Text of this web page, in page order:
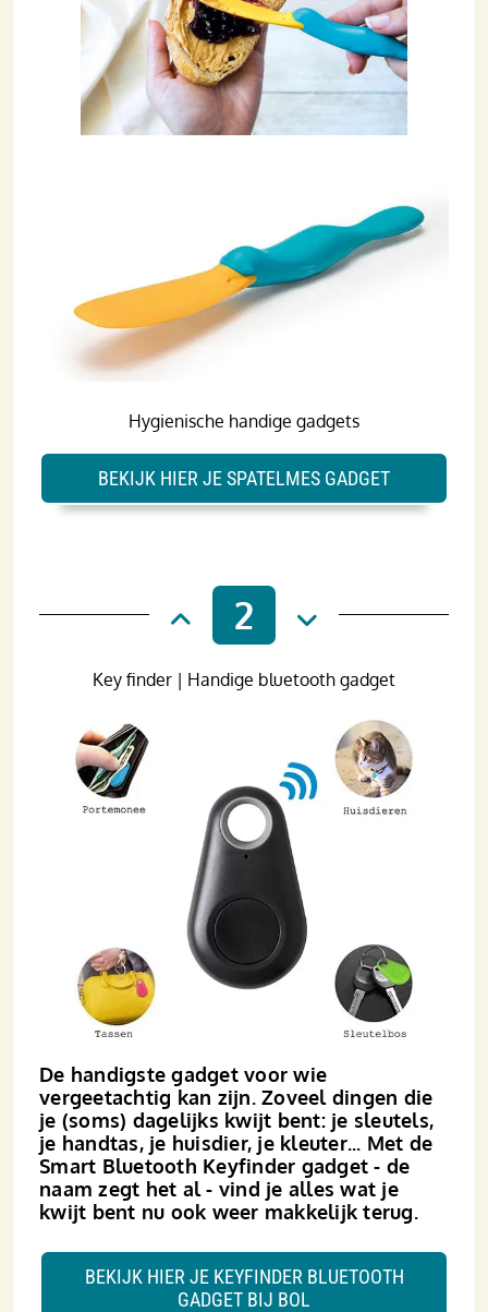
Hygienische handige gadgets
BEKIJK HIER JE SPATELMES GADGET
2
De handigste gadget voor wie
vergeetachtig kan zijn. Zoveel dingen die
je (soms) dagelijks kwijt bent: je sleutels,
je handtas, je huisdier, je kleuter... Met de
Smart Bluetooth Keyfinder gadget - de
naam zegt het al - vind je alles wat je
kwijt bent nu ook weer makkelijk terug.
Key finder | Handige bluetooth gadget
BEKIJK HIER JE KEYFINDER BLUETOOTH
GADGET BIJ BOL